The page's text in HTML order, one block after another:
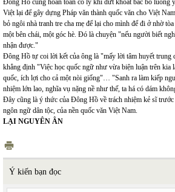
Đông Hồ cũng hoàn toàn có lý khi dứt khoát bác bỏ luồng
Việt lại để gây dựng Pháp văn thành quốc văn cho Việt
bỏ ngôi nhà tranh tre cha mẹ để lại cho mình để đi ở nhờ
một bên chái, một góc hè. Đó là chuyện "nếu người biết
nhận được."
Đông Hồ tự coi lời kết của ông là "mấy lời tâm huyết trung
khẳng định "Việc học quốc ngữ như vừa biện luận trên kia
quốc, ích lợi cho cả một nòi giống"… "Sanh ra làm kiếp
nhiệm lớn lao, nghĩa vụ nặng nề như thế, ta há có dám
Đây cũng là ý thức của Đông Hồ về trách nhiệm kẻ sĩ trước
ngôn ngữ dân tộc, của nền quốc văn Việt Nam.
LẠI NGUYÊN ÂN
Ý kiến bạn đọc